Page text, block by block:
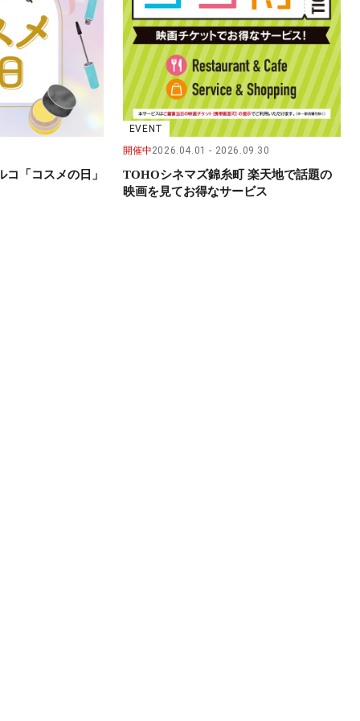
「コスメの日」
EVENT
開催中2026.04.01 2026.09.30
TOHOシネマズ錦糸町 楽天地で話題の
映画を見てお得なサービス